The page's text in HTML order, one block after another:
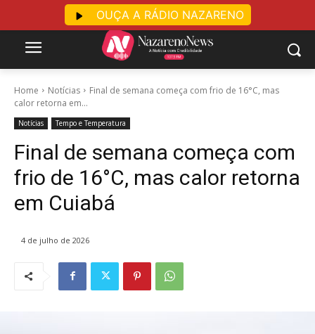
Home Notícias
Final de semana começa com frio de 16°C, mas
calor retorna em...
Notícias Tempo e Temperatura
Final de semana começa com
frio de 16°C, mas calor retorna
em Cuiabá
4 de julho de 2026
OUÇA A RÁDIO NAZARENO